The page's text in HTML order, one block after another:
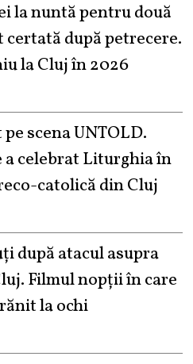
la nuntă pentru două
certată după petrecere.
la Cluj în 2026
scena UNTOLD.
a celebrat Liturghia în
catolică din Cluj
după atacul asupra
Filmul nopții în care
la ochi